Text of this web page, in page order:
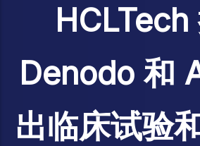
HCLTech
Denodo 和
出临床试验